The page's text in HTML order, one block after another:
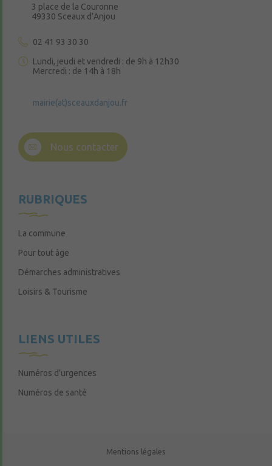
3 place de la Couronne
49330 Sceaux d’Anjou
02 41 93 30 30
Lundi, jeudi et vendredi : de 9h à 12h30
Mercredi : de 14h à 18h
mairie(at)sceauxdanjou.fr
Nous contacter
RUBRIQUES
La commune
Pour tout âge
Démarches administratives
Loisirs & Tourisme
LIENS UTILES
Numéros d’urgences
Numéros de santé
Mentions légales